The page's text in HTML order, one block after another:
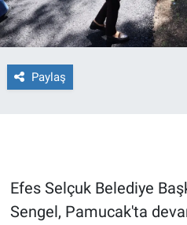
Paylaş
Efes Selçuk Belediye
Sengel, Pamucak'ta